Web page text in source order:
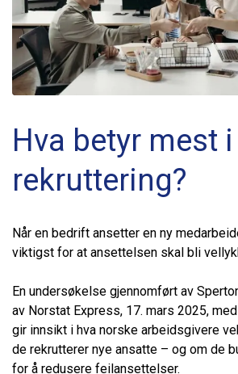
Hva betyr mest i
rekruttering?
Når en bedrift ansetter en ny
viktigst for at ansettelsen skal bli
En undersøkelse gjennomført av
av Norstat Express, 17. mars 2025,
gir innsikt i hva norske arbeidsgivere
de rekrutterer nye ansatte – og om de
for å redusere feilansettelser.